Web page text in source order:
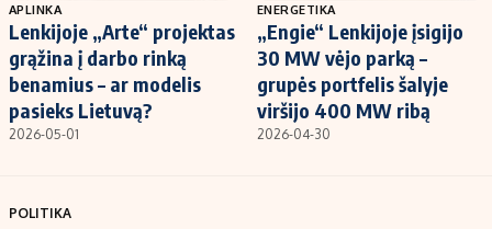
APLINKA
Lenkijoje „Arte“ projektas
grąžina į darbo rinką
benamius – ar modelis
pasieks Lietuvą?
2026-05-01
ENERGETIKA
„Engie“ Lenkijoje įsigijo
30 MW vėjo parką –
grupės portfelis šalyje
viršijo 400 MW ribą
2026-04-30
POLITIKA